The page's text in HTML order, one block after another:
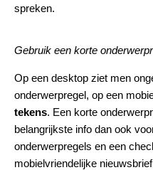
spreken.
Gebruik een korte
Op een desktop ziet men
onderwerpregel, op een
tekens. Een korte
belangrijkste info dan ook
onderwerpregels en een
mobielvriendelijke nieuwsbrief